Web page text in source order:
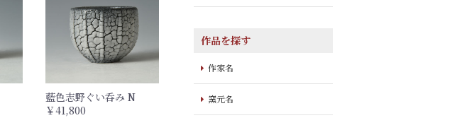
藍色志野ぐい呑み N
￥41,800
作品を探す
作家名
窯元名